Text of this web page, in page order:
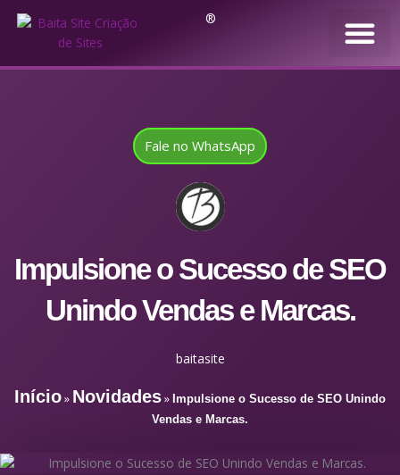
®
Fale no WhatsApp
Impulsione o Sucesso de SEO
Unindo Vendas e Marcas.
baitasite
Início» Novidades» Impulsione o Sucesso de SEO Unindo
Vendas e Marcas.